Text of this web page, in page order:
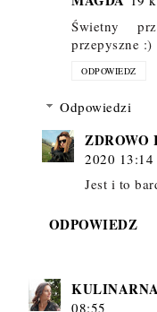
Świetny
przepyszne :)
ODPOWIEDZ
Odpowiedzi
2020 13:14
Jest i to
ODPOWIEDZ
08:55